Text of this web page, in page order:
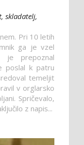
skladatelj,
Pri 10 letih
ga je vzel
je prepoznal
poslal k patru
temeljit
v orglarsko
Spričevalo,
z napis...